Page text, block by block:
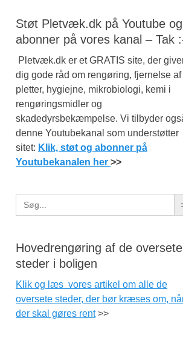
Støt Pletvæk.dk på Youtube og
abonner på vores kanal – Tak
Pletvæk.dk er et GRATIS site, der
dig gode råd om rengøring, fjernelse af
pletter, hygiejne, mikrobiologi, kemi i
rengøringsmidler og
skadedyrsbekæmpelse. Vi tilbyder
denne Youtubekanal som understøtter
sitet: Klik, støt og abonner på
Youtubekanalen her >>
Search
for:
Hovedrengøring af de oversete
steder i boligen
Klik og læs vores artikel om alle de
oversete steder, der bør kræses om,
der skal gøres rent>>